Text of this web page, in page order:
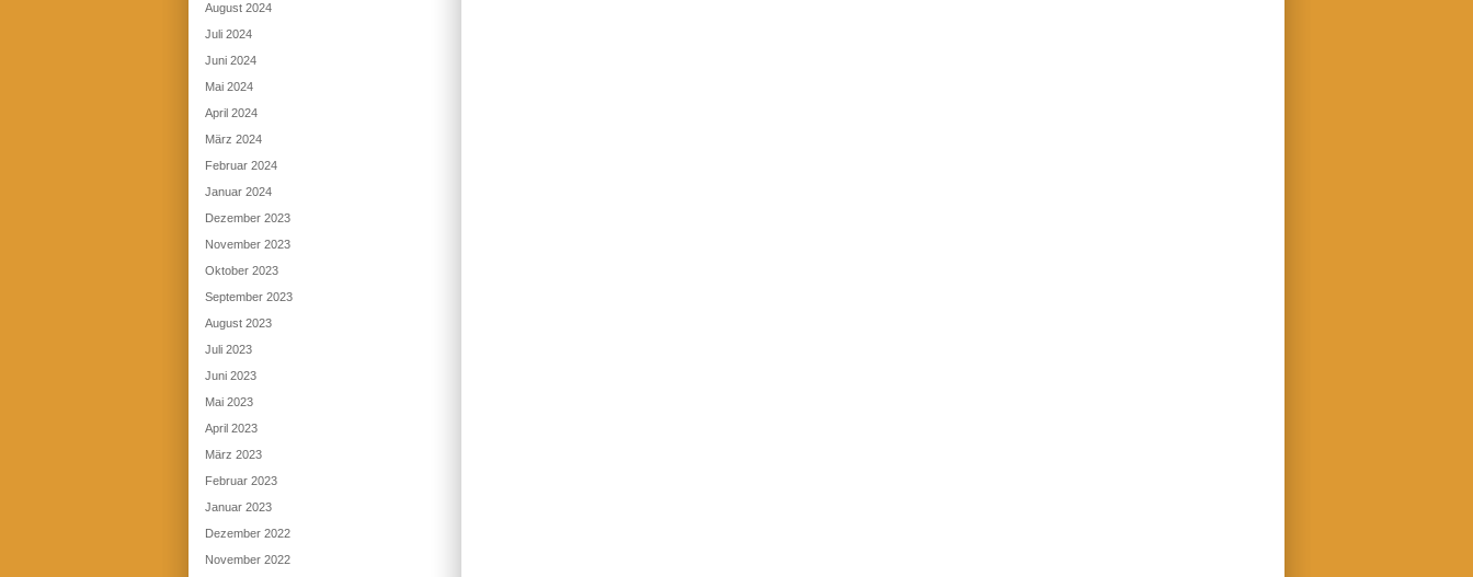
August 2024
Juli 2024
Juni 2024
Mai 2024
April 2024
März 2024
Februar 2024
Januar 2024
Dezember 2023
November 2023
Oktober 2023
September 2023
August 2023
Juli 2023
Juni 2023
Mai 2023
April 2023
März 2023
Februar 2023
Januar 2023
Dezember 2022
November 2022